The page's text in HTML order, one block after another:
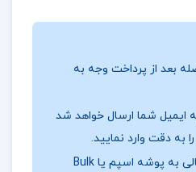
داستان دارای عمق
که آن‌ها را بسیار
به مضامین مهمی
و طمع پرداخته است که
مطرح بوده و خواهد بود.
بعد از پرداخت وجه به
ایمیل شما ارسال خواهد شد
به دقت وارد نمایید.
ممکن است ایمیل ارسالی به پوشه اسپم یا Bulk